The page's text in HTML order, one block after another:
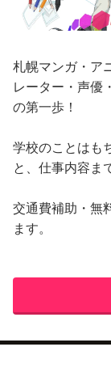
札幌マンガ・ア
レーター・声優
の第一歩！
学校のことはも
と、仕事内容ま
交通費補助・無
ます。